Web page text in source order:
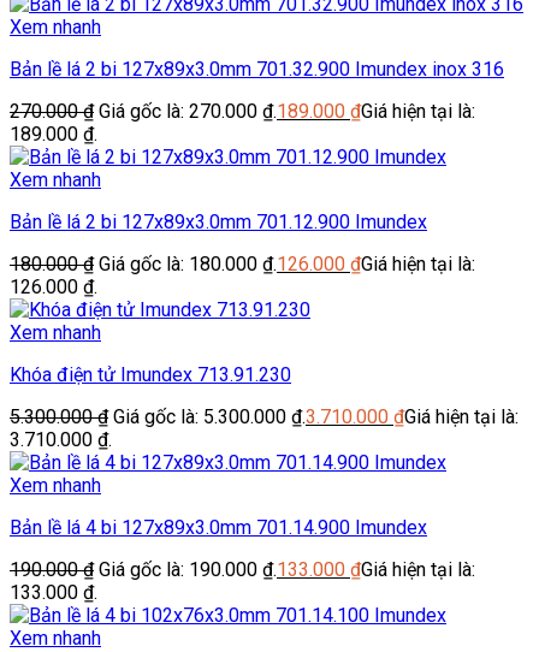
Xem nhanh
Bản lề lá 2 bi 127x89x3.0mm 701.32.900 Imundex inox 316
270.000₫ Giá gốc là: 270.000 ₫.189.000 ₫Giá hiện tại là:
189.000 ₫.
Xem nhanh
Bản lề lá 2 bi 127x89x3.0mm 701.12.900 Imundex
180.000₫ Giá gốc là: 180.000 ₫.126.000 ₫Giá hiện tại là:
126.000 ₫.
Xem nhanh
Khóa điện tử Imundex 713.91.230
5.300.000₫ Giá gốc là: 5.300.000 ₫.3.710.000 ₫Giá hiện tại là:
3.710.000 ₫.
Xem nhanh
Bản lề lá 4 bi 127x89x3.0mm 701.14.900 Imundex
190.000₫ Giá gốc là: 190.000 ₫.133.000 ₫Giá hiện tại là:
133.000 ₫.
Xem nhanh